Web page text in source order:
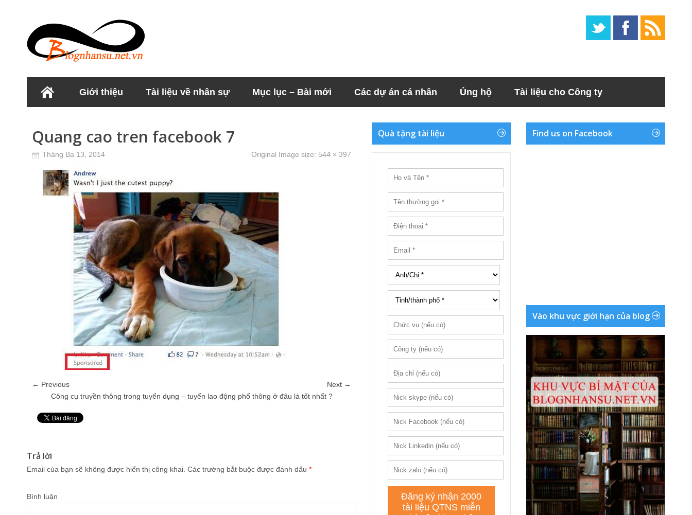
Giới thiệu Tài liệu về nhân sự Mục lục – Bài mới Các dự án cá nhân Ủng hộ Tài liệu cho Công ty
Quang cao tren facebook 7
Tháng Ba 13, 2014 Original Image size: 544 × 397
← Previous
Next →
Công cụ truyền thông trong tuyển dụng – tuyển lao động phổ thông ở đâu là tốt nhất ?
Trả lời
Email của bạn sẽ không được hiển thị công khai. Các trường bắt buộc được đánh dấu *
Bình luận
Quà tặng tài liệu Find us on Facebook
Vào khu vực giới hạn của blog